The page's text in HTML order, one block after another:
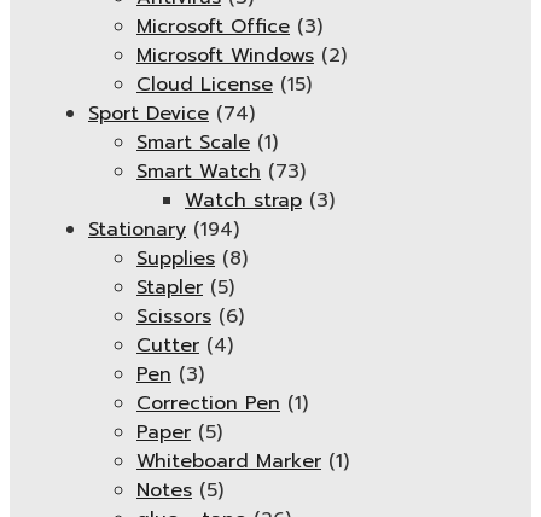
Microsoft Office (3)
Microsoft Windows (2)
Cloud License (15)
Sport Device (74)
Smart Scale (1)
Smart Watch (73)
Watch strap (3)
Stationary (194)
Supplies (8)
Stapler (5)
Scissors (6)
Cutter (4)
Pen (3)
Correction Pen (1)
Paper (5)
Whiteboard Marker (1)
Notes (5)